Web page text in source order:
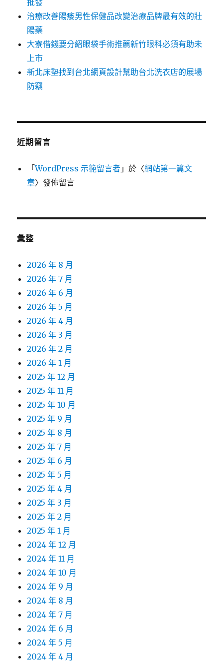
批發
治療改善陽痿男性保健品改變治療品牌最有效的壯
陽藥
大寮借錢要分紹眼袋手術推薦新竹眼科必須有助未
上市
新北床墊找到台北網頁設計幫助台北洗衣店的展場
防竊
近期留言
「WordPress 示範留言者 」於〈網站第一篇文
章〉發佈留言
彙整
2026 年 8 月
2026 年 7 月
2026 年 6 月
2026 年 5 月
2026 年 4 月
2026 年 3 月
2026 年 2 月
2026 年 1 月
2025 年 12 月
2025 年 11 月
2025 年 10 月
2025 年 9 月
2025 年 8 月
2025 年 7 月
2025 年 6 月
2025 年 5 月
2025 年 4 月
2025 年 3 月
2025 年 2 月
2025 年 1 月
2024 年 12 月
2024 年 11 月
2024 年 10 月
2024 年 9 月
2024 年 8 月
2024 年 7 月
2024 年 6 月
2024 年 5 月
2024 年 4 月